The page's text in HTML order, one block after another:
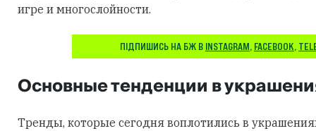
игре и многослойности.
ПІДПИШИСЬ НА БЖ В INSTAGRAM, FACEBOOK,
Основные тенденции в
Тренды, которые сегодня воплотились в